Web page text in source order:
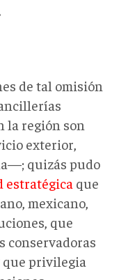
de tal omisión
la región son
exterior,
quizás pudo
estratégica que
mexicano,
que
conservadoras
privilegia